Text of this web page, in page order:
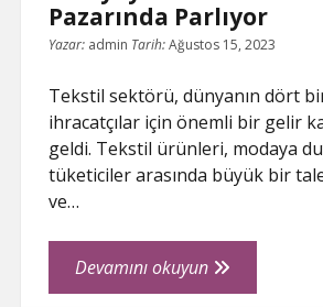
Pazarında Parlıyor
Yazar: admin Tarih:Ağustos 15, 2023
Tekstil sektörü, dünyanın dört
ihracatçılar için önemli bir gelir
geldi. Tekstil ürünleri, modaya
tüketiciler arasında büyük bir
ve…
Devamını okuyunTekstil
İhracatçıları,